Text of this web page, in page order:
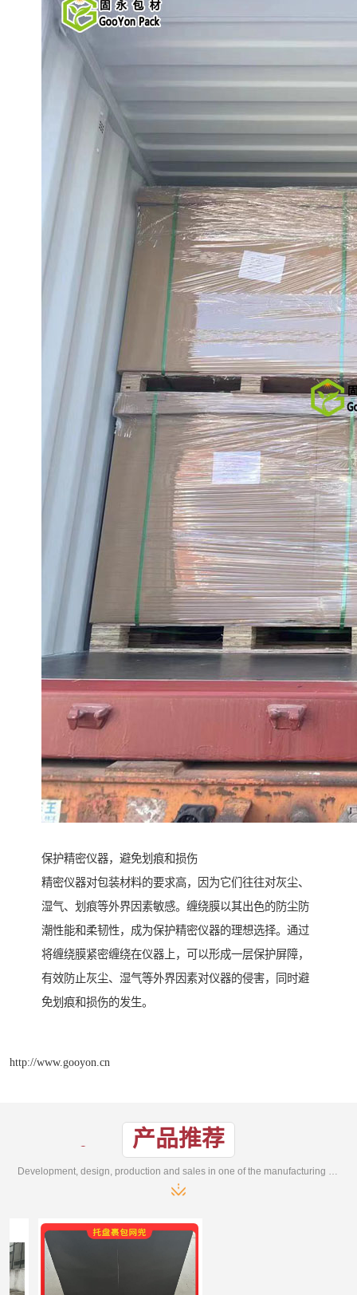
保护精密仪器，避免划痕和损伤
精密仪器对包装材料的要求高，因为它们往往对灰尘、
湿气、划痕等外界因素敏感。缠绕膜以其出色的防尘防
潮性能和柔韧性，成为保护精密仪器的理想选择。通过
将缠绕膜紧密缠绕在仪器上，可以形成一层保护屏障，
有效防止灰尘、湿气等外界因素对仪器的侵害，同时避
免划痕和损伤的发生。
http://www.gooyon.cn
产品推荐